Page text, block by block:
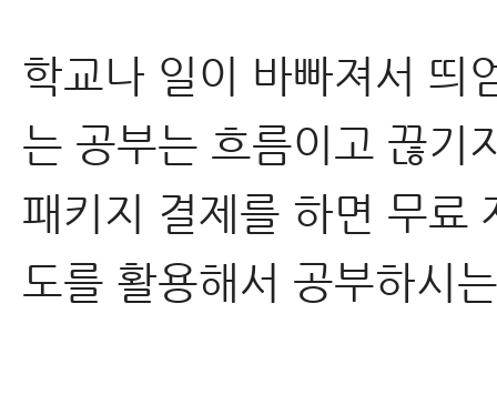
학교나 일이 바빠져서 띄
는 공부는 흐름이고 끊기
패키지 결제를 하면 무료
도를 활용해서 공부하시